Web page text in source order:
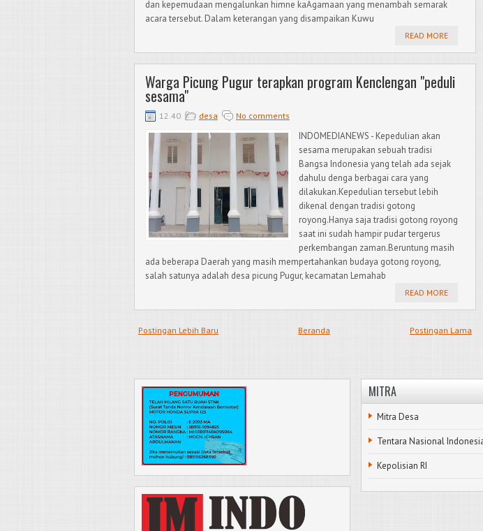
dan kepemudaan mengalunkan himne kaAgamaan yang menambah semarak
acara tersebut. Dalam keterangan yang disampaikan Kuwu
READ MORE
Warga Picung Pugur terapkan program Kenclengan "peduli
sesama"
12.40 desa No comments
INDOMEDIANEWS - Kepedulian akan
sesama merupakan sebuah tradisi
Bangsa Indonesia yang telah ada sejak
dahulu denga berbagai cara yang
dilakukan.Kepedulian tersebut lebih
dikenal dengan tradisi gotong
royong.Hanya saja tradisi gotong royong
saat ini sudah hampir pudar tergerus
perkembangan zaman.Beruntung masih
ada beberapa Daerah yang masih mempertahankan budaya gotong royong,
salah satunya adalah desa picung Pugur, kecamatan Lemahab
READ MORE
Postingan Lebih Baru Postingan Lama
Beranda
MITRA
Mitra Desa
Tentara Nasional
Kepolisian RI